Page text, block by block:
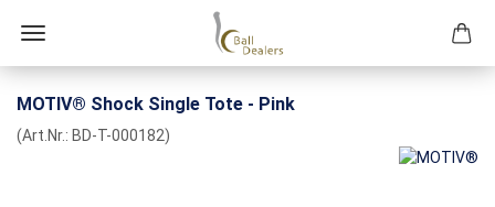
MOTIV® Shock Single Tote - Pink
(Art.Nr.: BD-T-000182)